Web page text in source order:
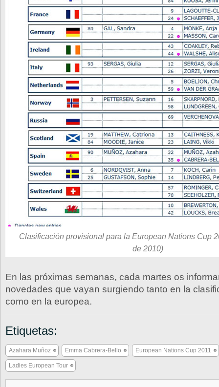
Clasificación provisional para la European Nations Cup
de 2010)
En las próximas semanas, cada martes os
novedades que vayan surgiendo tanto en la
como en la europea.
Etiquetas:
Azahara Muñoz Emma Cabrera-Bello European Nations Cup 2011
Ladies European Tour